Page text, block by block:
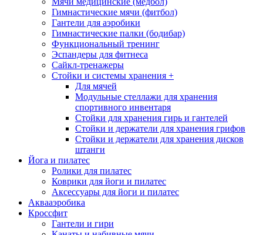
Гимнастические мячи (фитбол)
Гантели для аэробики
Гимнастические палки (бодибар)
Функциональный тренинг
Эспандеры для фитнеса
Сайкл-тренажеры
Стойки и системы хранения +
Для мячей
Модульные стеллажи для хранения
спортивного инвентаря
Стойки для хранения гирь и гантелей
Стойки и держатели для хранения грифов
Стойки и держатели для хранения дисков
штанги
Йога и пилатес
Ролики для пилатес
Коврики для йоги и пилатес
Аксессуары для йоги и пилатес
Аквааэробика
Кроссфит
Гантели и гири